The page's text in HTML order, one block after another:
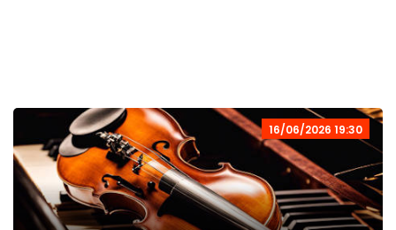
16/06/2026 19:30